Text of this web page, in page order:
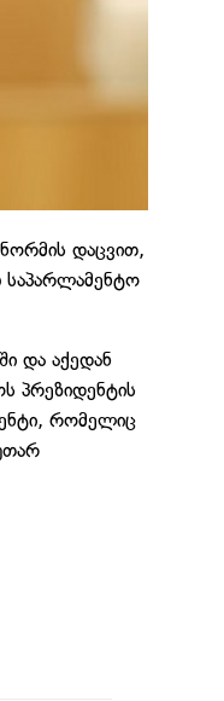
დაცვით,
საპარლამენტო
და აქედან
პრეზიდენტის
რომელიც